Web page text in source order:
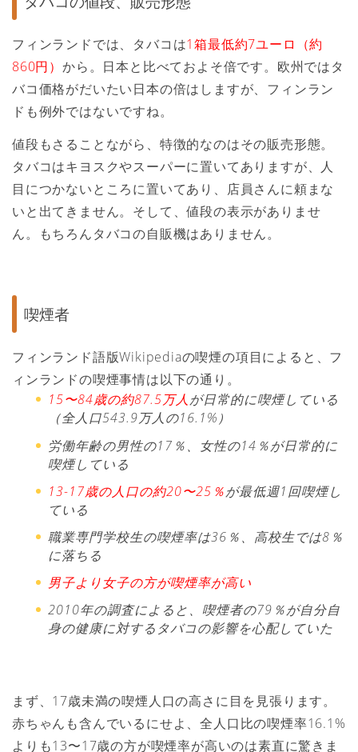
フィンランドでは、タバコは1箱最低約7ユーロ（約
860円） から。日本と比べておよそ倍です。欧州ではタ
バコ価格がだいたい日本の倍はしますが、フィンラン
ドも例外ではないですね。
値段もさることながら、特徴的なのはその販売形態。
タバコはキヨスクやスーパーに置いてありますが、人
目につかないところに置いてあり、店員さんに頼まな
いと出てきません。そして、値段の表示がありませ
ん。もちろんタバコの自販機はありません。
喫煙者
フィンランド語版Wikipediaの喫煙の項目によると、フ
ィンランドの喫煙事情は以下の通り。
15〜84歳の約87.5万人が日常的に喫煙している
（全人口543.9万人の16.1%）
労働年齢の男性の17％、女性の14％が日常的に
喫煙している
13-17歳の人口の約20〜25％が最低週1回喫煙し
ている
職業専門学校生の喫煙率は36％、高校生では8％
に落ちる
男子より女子の方が喫煙率が高い
2010年の調査によると、喫煙者の79％が自分自
身の健康に対するタバコの影響を心配していた
まず、17歳未満の喫煙人口の高さに目を見張ります。
赤ちゃんも含んでいるにせよ、全人口比の喫煙率16.1%
よりも13〜17歳の方が喫煙率が高いのは素直に驚きま